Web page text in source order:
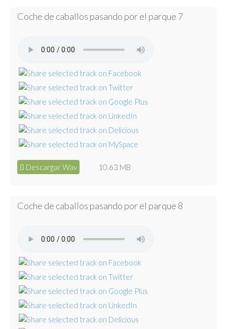
Coche de caballos pasando por el parque 7
Descargar Wav 10.63 MB
Coche de caballos pasando por el parque 8